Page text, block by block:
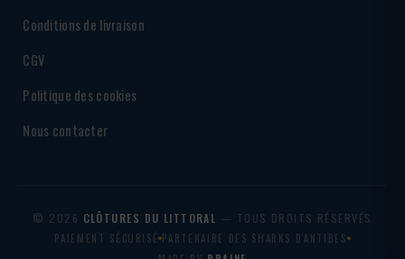
Conditions de livraison
CGV
Politique des cookies
Nous contacter
© 2026 CLÔTURES DU LITTORAL — TOUS DROITS RÉSERVÉS
PAIEMENT SÉCURISÉ PARTENAIRE DES SHARKS D'ANTIBES